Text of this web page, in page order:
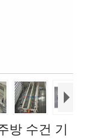
방 수건 기